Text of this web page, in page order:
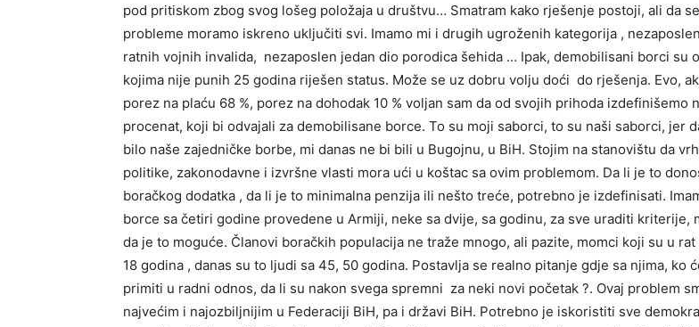
pod pritiskom zbog svog lošeg položaja u društvu… Smatram kako rješenje postoji, ali da
probleme moramo iskreno uključiti svi. Imamo mi i drugih ugroženih kategorija ,
ratnih vojnih invalida, nezaposlen jedan dio porodica šehida … Ipak, demobilisani borci su
kojima nije punih 25 godina riješen status. Može se uz dobru volju doći do rješenja. Evo,
porez na plaću 68 %, porez na dohodak 10 % voljan sam da od svojih prihoda izdefinišemo
procenat, koji bi odvajali za demobilisane borce. To su moji saborci, to su naši saborci, jer
bilo naše zajedničke borbe, mi danas ne bi bili u Bugojnu, u BiH. Stojim na stanovištu da
politike, zakonodavne i izvršne vlasti mora ući u koštac sa ovim problemom. Da li je to
boračkog dodatka , da li je to minimalna penzija ili nešto treće, potrebno je izdefinisati.
borce sa četiri godine provedene u Armiji, neke sa dvije, sa godinu, za sve uraditi kriterije,
da je to moguće. Članovi boračkih populacija ne traže mnogo, ali pazite, momci koji su u rat
18 godina , danas su to ljudi sa 45, 50 godina. Postavlja se realno pitanje gdje sa njima, ko
primiti u radni odnos, da li su nakon svega spremni za neki novi početak ?. Ovaj problem
najvećim i najozbiljnijim u Federaciji BiH, pa i državi BiH. Potrebno je iskoristiti sve